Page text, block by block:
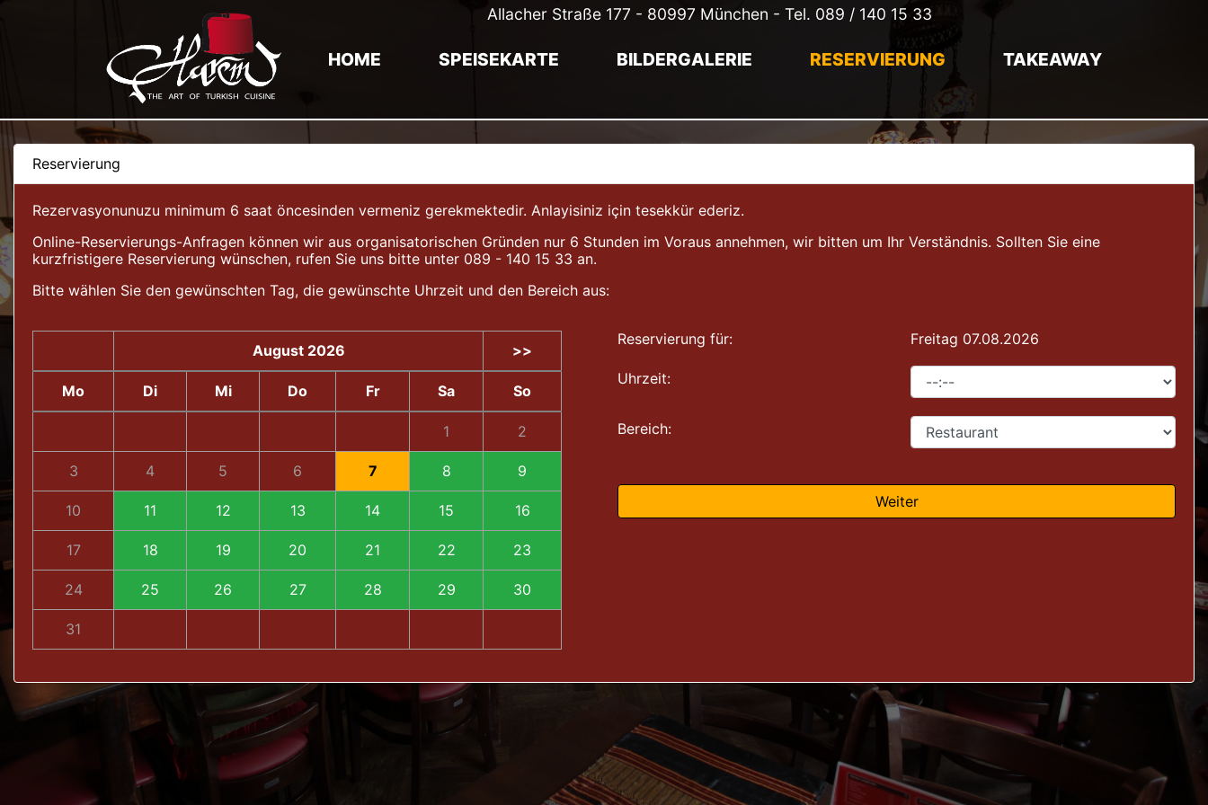
Allacher Straße 177 - 80997 München - Tel. 089 / 140 15 33
HOME SPEISEKARTE BILDERGALERIE RESERVIERUNG TAKEAWAY
Reservierung
Rezervasyonunuzu minimum 6 saat öncesinden vermeniz gerekmektedir. Anlayisiniz için tesekkür ederiz.
Online-Reservierungs-Anfragen können wir aus organisatorischen Gründen nur 6 Stunden im Voraus annehmen, wir bitten um Ihr Verständnis. Sollten Sie eine
kurzfristigere Reservierung wünschen, rufen Sie uns bitte unter 089 - 140 15 33 an.
Bitte wählen Sie den gewünschten Tag, die gewünschte Uhrzeit und den Bereich aus:
August 2026 >>
Mo Di Mi Do Fr Sa So
1 2
3 4 5 6 7 8 9
10 11 12 13 14 15 16
17 18 19 20 21 22 23
24 25 26 27 28 29 30
31
Reservierung für: Freitag 07.08.2026
Uhrzeit:
Bereich:
Weiter